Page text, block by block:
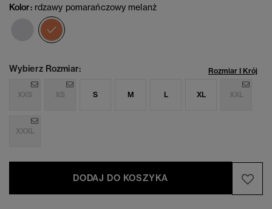
Kolor: rdzawy pomarańczowy melanż
Wybierz Rozmiar: Rozmiar I Krój
XXS XS S M L XL XXL
XXXL
DODAJ DO KOSZYKA